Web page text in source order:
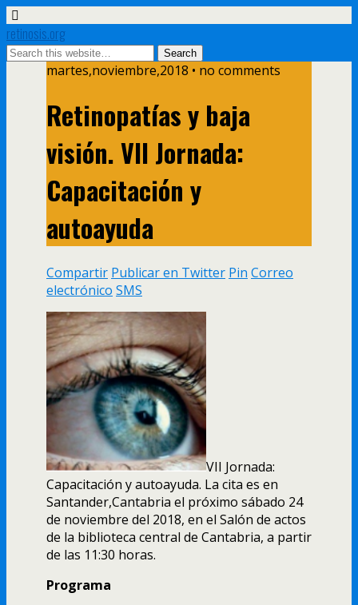
retinosis.org
martes,noviembre,2018 • no comments
Retinopatías y baja
visión. VII Jornada:
Capacitación y
autoayuda
Compartir Publicar en Twitter Pin Correo
electrónico SMS
VII Jornada:
Capacitación y autoayuda. La cita es en
Santander,Cantabria el próximo sábado 24
de noviembre del 2018, en el Salón de actos
de la biblioteca central de Cantabria, a partir
de las 11:30 horas.
Programa